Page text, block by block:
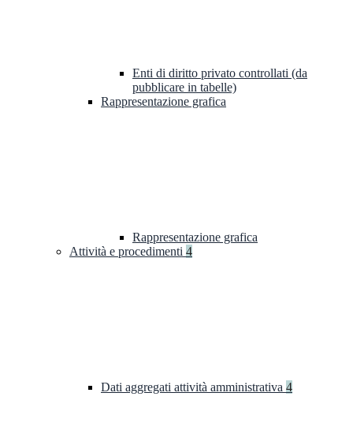
Enti di diritto privato controllati (da
pubblicare in tabelle)
Rappresentazione grafica
Rappresentazione grafica
Attività e procedimenti 4
Dati aggregati attività amministrativa 4